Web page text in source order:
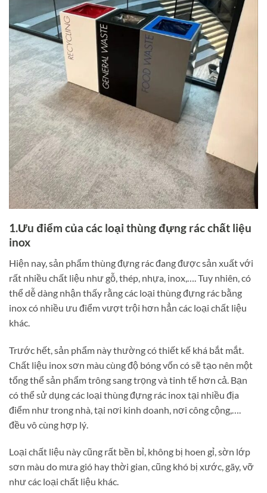
1.Ưu điểm của các loại thùng đựng rác chất liệu
inox
Hiện nay, sản phẩm thùng đựng rác đang được sản xuất với
rất nhiều chất liệu như gỗ, thép, nhựa, inox,…. Tuy nhiên, có
thể dễ dàng nhận thấy rằng các loại thùng đựng rác bằng
inox có nhiều ưu điểm vượt trội hơn hẳn các loại chất liệu
khác.
Trước hết, sản phẩm này thường có thiết kế khá bắt mắt.
Chất liệu inox sơn màu cùng độ bóng vốn có sẽ tạo nên một
tổng thể sản phẩm trông sang trọng và tinh tế hơn cả. Bạn
có thể sử dụng các loại thùng đựng rác inox tại nhiều địa
điểm như trong nhà, tại nơi kinh doanh, nơi công cộng,….
đều vô cùng hợp lý.
Loại chất liệu này cũng rất bền bỉ, không bị hoen gỉ, sờn lớp
sơn màu do mưa gió hay thời gian, cũng khó bị xước, gãy, vỡ
như các loại chất liệu khác.